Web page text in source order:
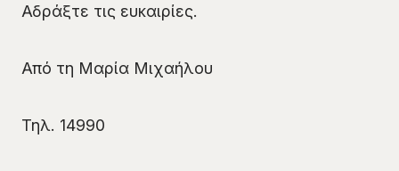
Αδράξτε τις ευκαιρίες.
Από τη Μαρία Μιχαήλου
Τηλ. 14990